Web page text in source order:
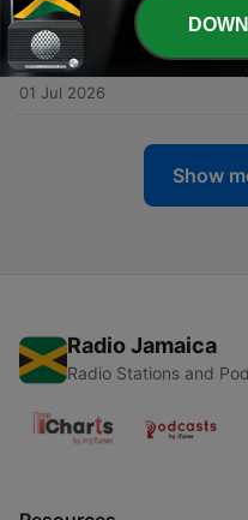
117 - 162 - 165 Capítulo
Libro de los Médiums
01 Jul 2026
Show
Radio Jamaica
Radio Stations and